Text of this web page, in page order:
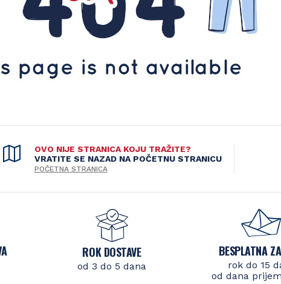
OVO NIJE STRANICA KOJU TRAŽITE?
VRATITE SE NAZAD NA POČETNU STRANICU
POČETNA STRANICA
ROK DOSTAVE
od 3 do 5 dana
BESPLATNA
rok do 15
od dana